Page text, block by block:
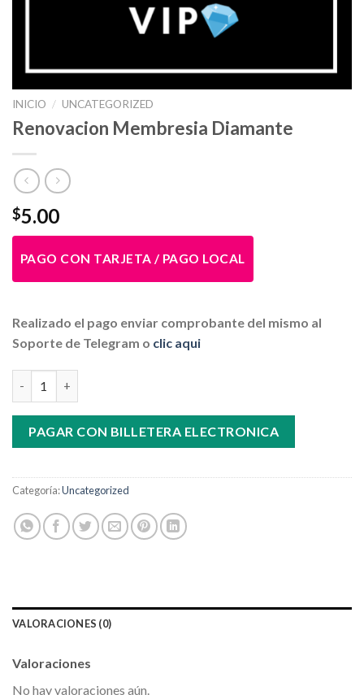
INICIO / UNCATEGORIZED
Renovacion Membresia Diamante
$5.00
PAGO CON TARJETA / PAGO LOCAL
Realizado el pago enviar comprobante del mismo al
Soporte de Telegram o clic aqui
PAGAR CON BILLETERA ELECTRONICA
Categoría:Uncategorized
VALORACIONES (0)
Valoraciones
No hay valoraciones aún.